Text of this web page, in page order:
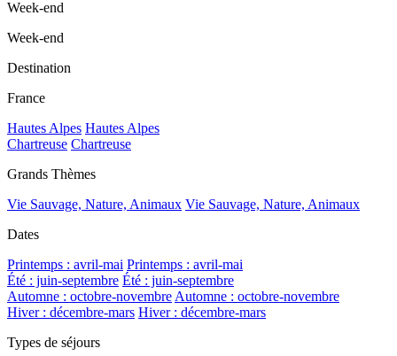
Week-end
Week-end
Destination
France
Hautes Alpes Hautes Alpes
Chartreuse Chartreuse
Grands Thèmes
Vie Sauvage, Nature, Animaux Vie Sauvage, Nature, Animaux
Dates
Printemps : avril-mai Printemps : avril-mai
Été : juin-septembre Été : juin-septembre
Automne : octobre-novembreAutomne : octobre-novembre
Hiver : décembre-mars Hiver : décembre-mars
Types de séjours